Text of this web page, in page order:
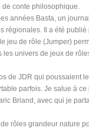
de conte philosophique.
années Basta, un
régionales. Il a été publié
jeu de rôle (Jumper)
les univers de jeux de
de JDR qui poussaient
parfois. Je salue à ce
Briand, avec qui je
rôles grandeur nature